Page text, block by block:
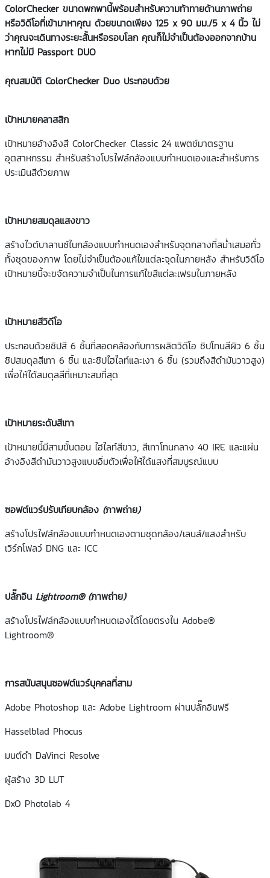
ColorChecker ขนาดพกพานี้พร้อมสำหรับความท้าทายด้านภาพถ่าย
หรือวิดีโอที่เข้ามาหาคุณ ด้วยขนาดเพียง 125 x 90 มม./5 x 4 นิ้ว ไม่
ว่าคุณจะเดินทางระยะสั้นหรือรอบโลก คุณก็ไม่จำเป็นต้องออกจากบ้าน
หากไม่มี Passport DUO
คุณสมบัติ ColorChecker Duo ประกอบด้วย
เป้าหมายคลาสสิก
เป้าหมายอ้างอิงสี ColorChecker Classic 24 แพตช์มาตรฐาน
อุตสาหกรรม สำหรับสร้างโปรไฟล์กล้องแบบกำหนดเองและสำหรับการ
ประเมินสีด้วยภาพ
เป้าหมายสมดุลแสงขาว
สร้างไวต์บาลานซ์ในกล้องแบบกำหนดเองสำหรับจุดกลางที่สม่ำเสมอทั่ว
ทั้งชุดของภาพ โดยไม่จำเป็นต้องแก้ไขแต่ละจุดในภายหลัง สำหรับวิดีโอ
เป้าหมายนี้จะขจัดความจำเป็นในการแก้ไขสีแต่ละเฟรมในภายหลัง
เป้าหมายสีวิดีโอ
ประกอบด้วยชิปสี 6 ชิ้นที่สอดคล้องกับการผลิตวิดีโอ ชิปโทนสีผิว 6 ชิ้น
ชิปสมดุลสีเทา 6 ชิ้น และชิปไฮไลท์และเงา 6 ชิ้น (รวมถึงสีดำมันวาวสูง)
เพื่อให้ได้สมดุลสีที่เหมาะสมที่สุด
เป้าหมายระดับสีเทา
เป้าหมายนี้มีสามขั้นตอน ไฮไลท์สีขาว, สีเทาโทนกลาง 40 IRE และแผ่น
อ้างอิงสีดำมันวาวสูงแบบอิ่มตัวเพื่อให้ได้แสงที่สมบูรณ์แบบ
ซอฟต์แวร์ปรับเทียบกล้อง (ภาพถ่าย)
สร้างโปรไฟล์กล้องแบบกำหนดเองตามชุดกล้อง/เลนส์/แสงสำหรับ
เวิร์กโฟลว์ DNG และ ICC
ปลั๊กอิน Lightroom® (ภาพถ่าย)
สร้างโปรไฟล์กล้องแบบกำหนดเองได้โดยตรงใน Adobe®
Lightroom®
การสนับสนุนซอฟต์แวร์บุคคลที่สาม
Adobe Photoshop และ Adobe Lightroom ผ่านปลั๊กอินฟรี
Hasselblad Phocus
มนต์ดำ DaVinci Resolve
ผู้สร้าง 3D LUT
DxO Photolab 4